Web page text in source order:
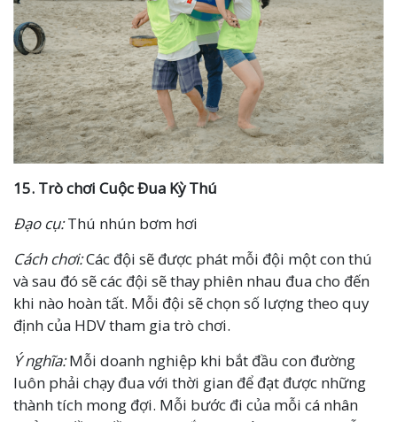
15. Trò chơi Cuộc Đua Kỳ Thú
Đạo cụ:Thú nhún bơm hơi
Cách chơi:Các đội sẽ được phát mỗi đội một con thú
và sau đó sẽ các đội sẽ thay phiên nhau đua cho đến
khi nào hoàn tất. Mỗi đội sẽ chọn số lượng theo quy
định của HDV tham gia trò chơi.
Ý nghĩa:Mỗi doanh nghiệp khi bắt đầu con đường
luôn phải chạy đua với thời gian để đạt được những
thành tích mong đợi. Mỗi bước đi của mỗi cá nhân